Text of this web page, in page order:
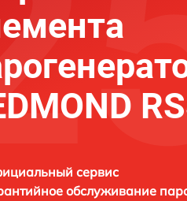
сервис
обслуживание